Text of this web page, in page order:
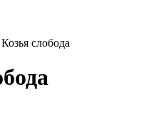
слобода